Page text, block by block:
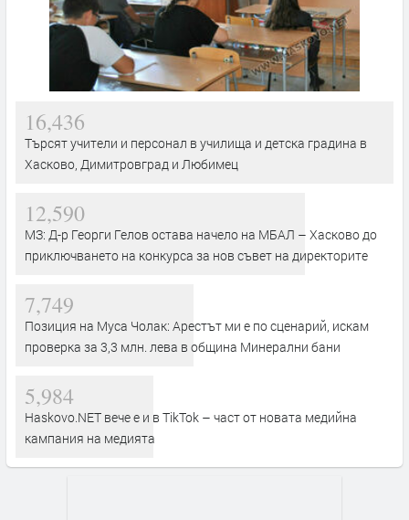
16,436
Търсят учители и персонал в училища и детска градина в
Хасково, Димитровград и Любимец
12,590
МЗ: Д-р Георги Гелов остава начело на МБАЛ – Хасково до
приключването на конкурса за нов съвет на директорите
7,749
Позиция на Муса Чолак: Арестът ми е по сценарий, искам
проверка за 3,3 млн. лева в община Минерални бани
5,984
Haskovo.NET вече е и в TikTok – част от новата медийна
кампания на медията